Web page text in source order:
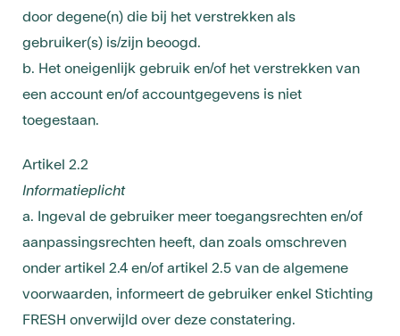
door degene(n) die bij het verstrekken als
gebruiker(s) is/zijn beoogd.
b. Het oneigenlijk gebruik en/of het verstrekken van
een account en/of accountgegevens is niet
toegestaan.
Artikel 2.2
Informatieplicht
a. Ingeval de gebruiker meer toegangsrechten en/of
aanpassingsrechten heeft, dan zoals omschreven
onder artikel 2.4 en/of artikel 2.5 van de algemene
voorwaarden, informeert de gebruiker enkel Stichting
FRESH onverwijld over deze constatering.